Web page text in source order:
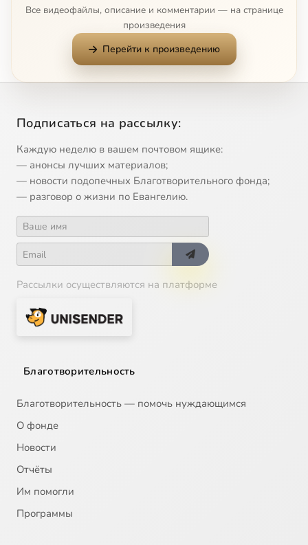
Все видеофайлы, описание и комментарии — на странице
произведения
Перейти к произведению
Подписаться на рассылку:
Каждую неделю в вашем почтовом ящике:
— анонсы лучших материалов;
— новости подопечных Благотворительного фонда;
— разговор о жизни по Евангелию.
Рассылки осуществляются на платформе
Благотворительность
Благотворительность — помочь нуждающимся
О фонде
Новости
Отчёты
Им помогли
Программы